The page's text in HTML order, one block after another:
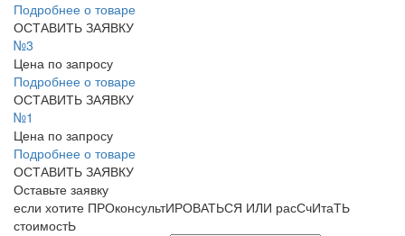
Подробнее о товаре
ОСТАВИТЬ ЗАЯВКУ
№3
Цена по запросу
Подробнее о товаре
ОСТАВИТЬ ЗАЯВКУ
№1
Цена по запросу
Подробнее о товаре
ОСТАВИТЬ ЗАЯВКУ
Оставьте заявку
если хотите ПРОконсультИРОВАТЬСЯ ИЛИ расСчИтаТЬ
стоимостЬ